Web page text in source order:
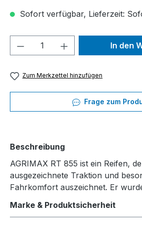
Sofort verfügbar, Lieferzeit:
Produkt Anzahl: GibIn den
Zum Merkzettel hinzufügen
Frage zum
Beschreibung
AGRIMAX RT 855 ist ein Reifen,
ausgezeichnete Traktion und
Fahrkomfort auszeichnet. Er
Marke & Produktsicherheit